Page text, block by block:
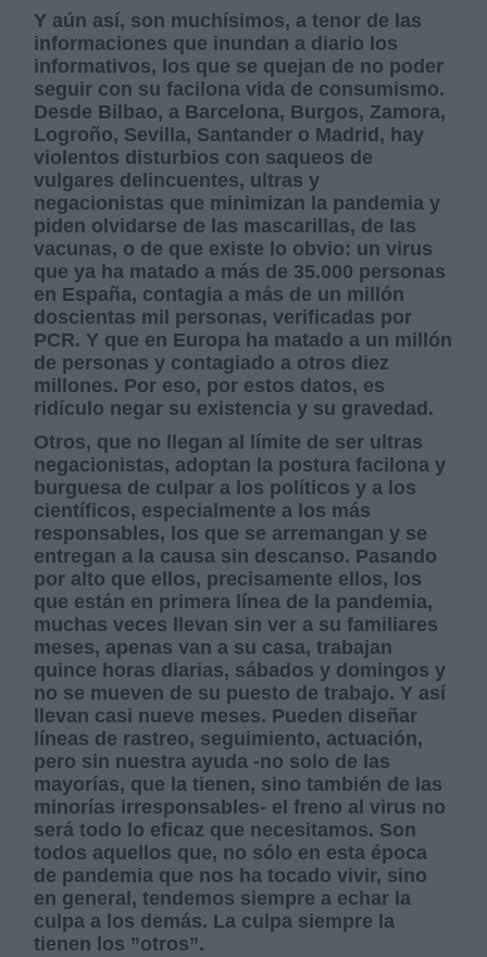
Y aún así, son muchísimos, a tenor de las
informaciones que inundan a diario los
informativos, los que se quejan de no poder
seguir con su facilona vida de consumismo.
Desde Bilbao, a Barcelona, Burgos, Zamora,
Logroño, Sevilla, Santander o Madrid, hay
violentos disturbios con saqueos de
vulgares delincuentes, ultras y
negacionistas que minimizan la pandemia y
piden olvidarse de las mascarillas, de las
vacunas, o de que existe lo obvio: un virus
que ya ha matado a más de 35.000 personas
en España, contagia a más de un millón
doscientas mil personas, verificadas por
PCR. Y que en Europa ha matado a un millón
de personas y contagiado a otros diez
millones. Por eso, por estos datos, es
ridículo negar su existencia y su gravedad.
Otros, que no llegan al límite de ser ultras
negacionistas, adoptan la postura facilona y
burguesa de culpar a los políticos y a los
científicos, especialmente a los más
responsables, los que se arremangan y se
entregan a la causa sin descanso. Pasando
por alto que ellos, precisamente ellos, los
que están en primera línea de la pandemia,
muchas veces llevan sin ver a su familiares
meses, apenas van a su casa, trabajan
quince horas diarias, sábados y domingos y
no se mueven de su puesto de trabajo. Y así
llevan casi nueve meses. Pueden diseñar
líneas de rastreo, seguimiento, actuación,
pero sin nuestra ayuda -no solo de las
mayorías, que la tienen, sino también de las
minorías irresponsables- el freno al virus no
será todo lo eficaz que necesitamos. Son
todos aquellos que, no sólo en esta época
de pandemia que nos ha tocado vivir, sino
en general, tendemos siempre a echar la
culpa a los demás. La culpa siempre la
tienen los ”otros”.